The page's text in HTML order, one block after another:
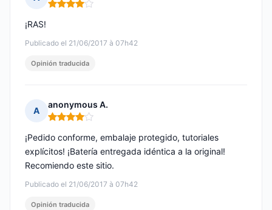
Nota: 4 de 5
Publicado el 21/06/2017 à 07h42
¡RAS!
Opinión traducida
A
anonymous A.
Nota: 4 de 5
Publicado el 21/06/2017 à 07h42
¡Pedido conforme, embalaje protegido, tutoriales
explícitos! ¡Batería entregada idéntica a la original!
Recomiendo este sitio.
Opinión traducida